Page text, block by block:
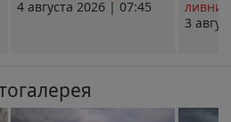
4 августа 2026 | 07:45
ливни
3